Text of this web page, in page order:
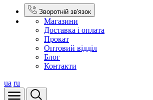
Зворотній зв'язок
Магазини
Доставка і оплата
Прокат
Оптовий відділ
Блог
Контакти
ua ru